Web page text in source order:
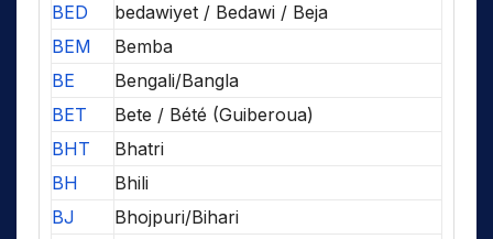
BED
bedawiyet / Bedawi / Beja
BEM
Bemba
BE
Bengali/Bangla
BET
Bete / Bété (Guiberoua)
BHT
Bhatri
BH
Bhili
BJ
Bhojpuri/Bihari